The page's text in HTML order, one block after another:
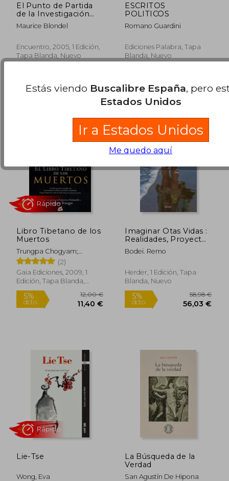
12,14 €
Rápido
El Punto de Partida
de la Investigación
Filosófica
Maurice Blondel
Encuentro, 2005, 1 Edición,
Tapa Blanda, Nuevo
ESCRITOS
POLITICOS
Romano Guardini
Ediciones Palabra, Tapa
Blanda, Nuevo
Libro Tibetano de los
Muertos
Trungpa Chogyam;
Francesca Fremantle
(2)
Gaia Ediciones, 2009, 1
Edición, Tapa Blanda,
Nuevo
Imaginar Otas Vidas :
Realidades, Proyectos
Y Deseos
Bodei. Remo
Herder, 1 Edición, Tapa
Blanda, Nuevo
Lie-Tse
Wong, Eva
La Búsqueda de la
Verdad
San Agustín De Hipona
Estás viendo Buscalibre España, pero
Estados Unidos
Ir a Estados Unidos
Me quedo aquí